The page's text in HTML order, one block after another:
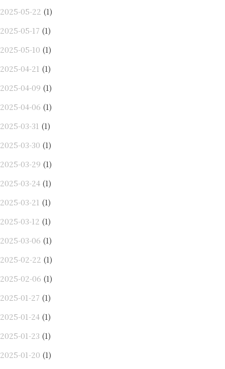
2025-05-22 (1)
2025-05-17 (1)
2025-05-10 (1)
2025-04-21 (1)
2025-04-09 (1)
2025-04-06 (1)
2025-03-31 (1)
2025-03-30 (1)
2025-03-29 (1)
2025-03-24 (1)
2025-03-21 (1)
2025-03-12 (1)
2025-03-06 (1)
2025-02-22 (1)
2025-02-06 (1)
2025-01-27 (1)
2025-01-24 (1)
2025-01-23 (1)
2025-01-20 (1)